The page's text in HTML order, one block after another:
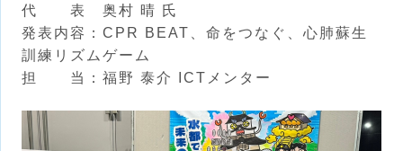
代 表 奥村 晴 氏
発表内容：CPR BEAT、命をつなぐ、心肺蘇生
訓練リズムゲーム
担 当：福野 泰介 ICTメンター